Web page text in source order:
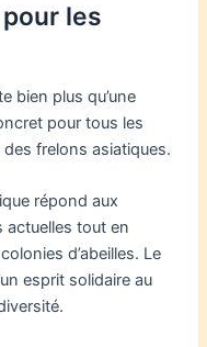
les
bien plus qu’une
pour tous les
frelons asiatiques.
répond aux
actuelles tout en
d’abeilles. Le
esprit solidaire au